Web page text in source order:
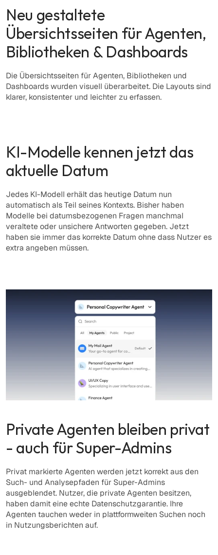
Neu gestaltete
Übersichtsseiten für Agenten,
Bibliotheken & Dashboards
Die Übersichtsseiten für Agenten, Bibliotheken und
Dashboards wurden visuell überarbeitet. Die Layouts sind
klarer, konsistenter und leichter zu erfassen.
KI-Modelle kennen jetzt das
aktuelle Datum
Jedes KI-Modell erhält das heutige Datum nun
automatisch als Teil seines Kontexts. Bisher haben
Modelle bei datumsbezogenen Fragen manchmal
veraltete oder unsichere Antworten gegeben. Jetzt
haben sie immer das korrekte Datum ohne dass Nutzer es
extra angeben müssen.
Private Agenten bleiben privat
- auch für Super-Admins
Privat markierte Agenten werden jetzt korrekt aus den
Such- und Analysepfaden für Super-Admins
ausgeblendet. Nutzer, die private Agenten besitzen,
haben damit eine echte Datenschutzgarantie. Ihre
Agenten tauchen weder in plattformweiten Suchen noch
in Nutzungsberichten auf.